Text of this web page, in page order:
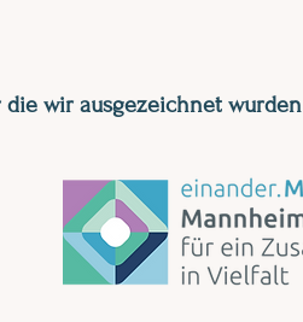
die wir ausgezeichnet wurden